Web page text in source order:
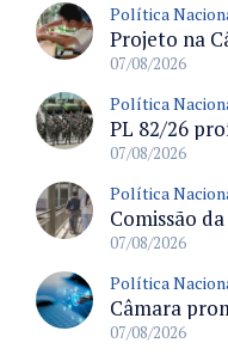
Política
07/08/2026
Política
07/08/2026
Política
07/08/2026
Política
07/08/2026